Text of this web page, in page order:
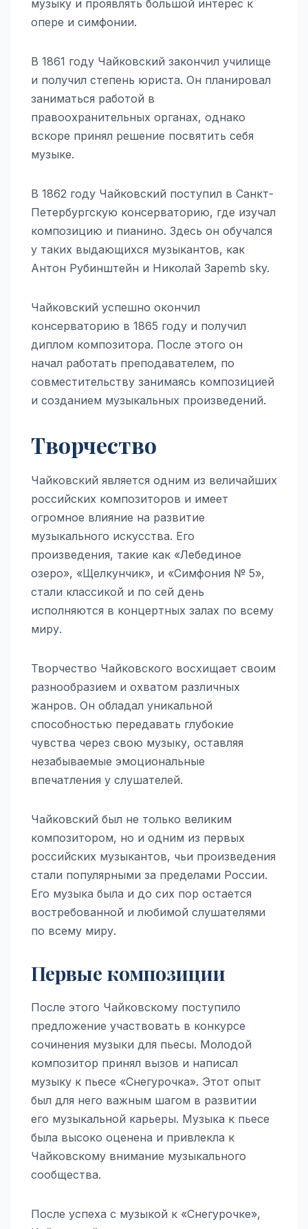
музыку и проявлять большой интерес к
опере и симфонии.
В 1861 году Чайковский закончил училище
и получил степень юриста. Он планировал
заниматься работой в
правоохранительных органах, однако
вскоре принял решение посвятить себя
музыке.
В 1862 году Чайковский поступил в Санкт-
Петербургскую консерваторию, где изучал
композицию и пианино. Здесь он обучался
у таких выдающихся музыкантов, как
Антон Рубинштейн и Николай Зареmb sky.
Чайковский успешно окончил
консерваторию в 1865 году и получил
диплом композитора. После этого он
начал работать преподавателем, по
совместительству занимаясь композицией
и созданием музыкальных произведений.
Творчество
Чайковский является одним из величайших
российских композиторов и имеет
огромное влияние на развитие
музыкального искусства. Его
произведения, такие как «Лебединое
озеро», «Щелкунчик», и «Симфония № 5»,
стали классикой и по сей день
исполняются в концертных залах по всему
миру.
Творчество Чайковского восхищает своим
разнообразием и охватом различных
жанров. Он обладал уникальной
способностью передавать глубокие
чувства через свою музыку, оставляя
незабываемые эмоциональные
впечатления у слушателей.
Чайковский был не только великим
композитором, но и одним из первых
российских музыкантов, чьи произведения
стали популярными за пределами России.
Его музыка была и до сих пор остается
востребованной и любимой слушателями
по всему миру.
Первые композиции
После этого Чайковскому поступило
предложение участвовать в конкурсе
сочинения музыки для пьесы. Молодой
композитор принял вызов и написал
музыку к пьесе «Снегурочка». Этот опыт
был для него важным шагом в развитии
его музыкальной карьеры. Музыка к пьесе
была высоко оценена и привлекла к
Чайковскому внимание музыкального
сообщества.
После успеха с музыкой к «Снегурочке»,